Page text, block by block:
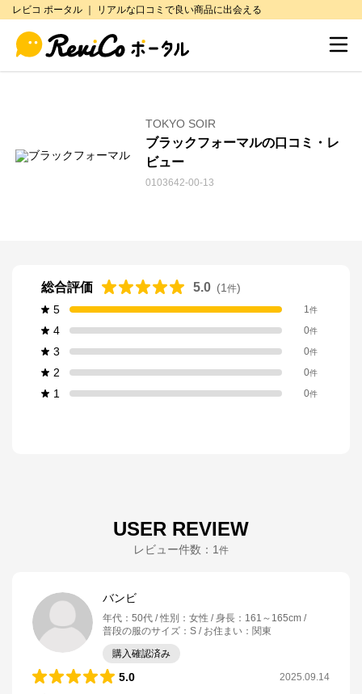
レビコ ポータル ｜ リアルな口コミで良い商品に出会える
TOKYO SOIR
ブラックフォーマルの口コミ・レ
ビュー
0103642-00-13
総合評価 5.0 (1 件)
5
1件
4 0件
3 0件
2 0件
1 0件
USER REVIEW
レビュー件数： 1 件
バンビ
年代 ： 50代 性別 ： 女性 身長 ： 161～165cm
普段の服のサイズ ： S お住まい ： 関東
購入確認済み
5.0 2025.09.14